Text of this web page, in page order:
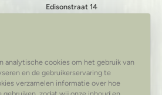
analytische cookies om het gebruik van
en de gebruikerservaring te
verzamelen informatie over hoe
Edisonstraat 14